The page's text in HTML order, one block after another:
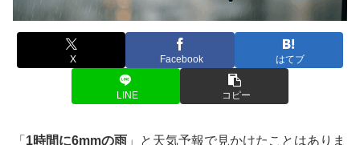
X Facebook はてブ
LINE コピー
「 1時間に6mmの雨 」と天気予報で見かけたことはありま